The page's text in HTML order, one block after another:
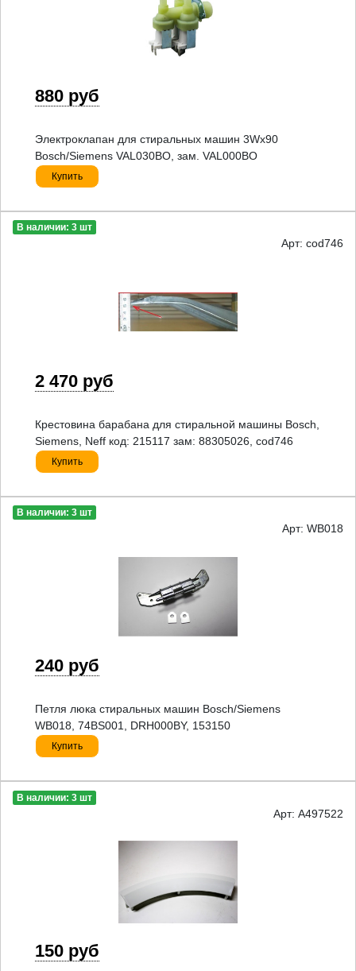
880 руб
Электроклапан для стиральных машин 3Wx90
Bosch/Siemens VAL030BO, зам. VAL000BO
Купить
В наличии: 3 шт
Арт: cod746
2 470 руб
Крестовина барабана для стиральной машины Bosch,
Siemens, Neff код: 215117 зам: 88305026, cod746
Купить
В наличии: 3 шт
Арт: WB018
240 руб
Петля люка стиральных машин Bosch/Siemens
WB018, 74BS001, DRH000BY, 153150
Купить
В наличии: 3 шт
Арт: A497522
150 руб